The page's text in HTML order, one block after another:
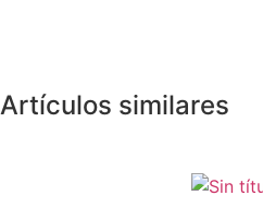
Artículos similares